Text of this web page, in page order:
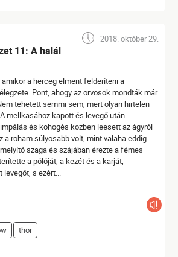
2018. október 29.
11: A halál
a herceg elment felderíteni a
Pont, ahogy az orvosok mondták már
tehetett semmi sem, mert olyan hirtelen
mellkasához kapott és levegő után
és köhögés közben leesett az ágyról
a roham súlyosabb volt, mint valaha eddig.
szaga és szájában érezte a fémes
a pólóját, a kezét és a karját;
levegőt, s ezért...
thor